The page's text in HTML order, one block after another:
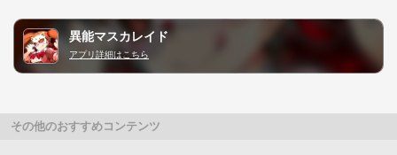
異能マスカレイド
アプリ詳細はこちら
その他のおすすめコンテンツ